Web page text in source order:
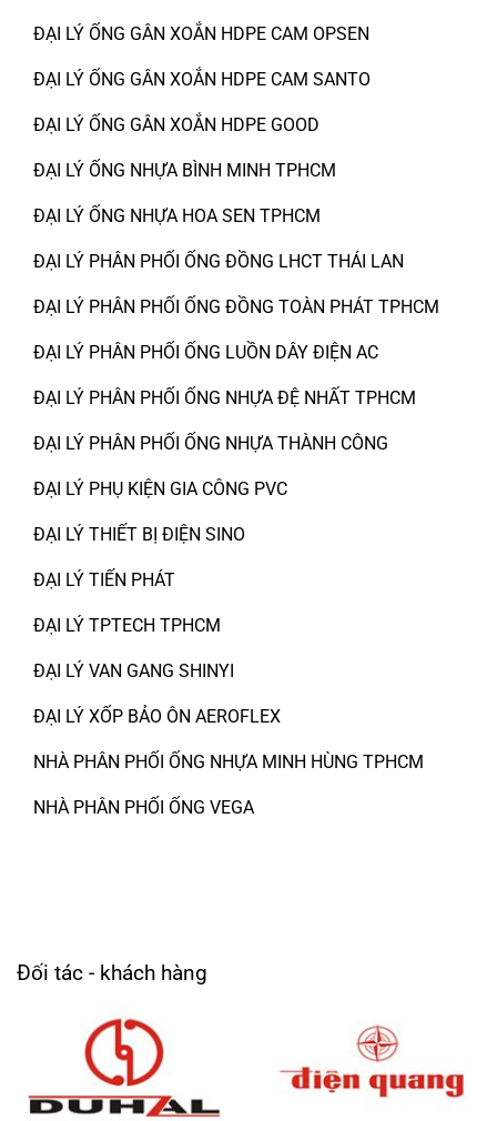
ĐẠI LÝ ỐNG GÂN XOẮN HDPE CAM OPSEN
ĐẠI LÝ ỐNG GÂN XOẮN HDPE CAM SANTO
ĐẠI LÝ ỐNG GÂN XOẮN HDPE GOOD
ĐẠI LÝ ỐNG NHỰA BÌNH MINH TPHCM
ĐẠI LÝ ỐNG NHỰA HOA SEN TPHCM
ĐẠI LÝ PHÂN PHỐI ỐNG ĐỒNG LHCT THÁI LAN
ĐẠI LÝ PHÂN PHỐI ỐNG ĐỒNG TOÀN PHÁT TPHCM
ĐẠI LÝ PHÂN PHỐI ỐNG LUỒN DÂY ĐIỆN AC
ĐẠI LÝ PHÂN PHỐI ỐNG NHỰA ĐỆ NHẤT TPHCM
ĐẠI LÝ PHÂN PHỐI ỐNG NHỰA THÀNH CÔNG
ĐẠI LÝ PHỤ KIỆN GIA CÔNG PVC
ĐẠI LÝ THIẾT BỊ ĐIỆN SINO
ĐẠI LÝ TIẾN PHÁT
ĐẠI LÝ TPTECH TPHCM
ĐẠI LÝ VAN GANG SHINYI
ĐẠI LÝ XỐP BẢO ÔN AEROFLEX
NHÀ PHÂN PHỐI ỐNG NHỰA MINH HÙNG TPHCM
NHÀ PHÂN PHỐI ỐNG VEGA
Đối tác - khách hàng